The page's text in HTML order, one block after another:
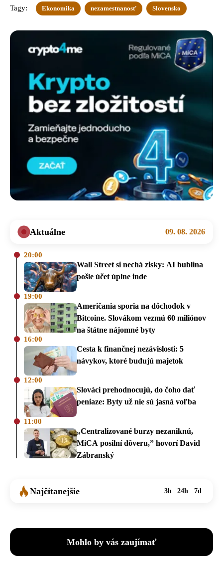
Tagy: Ekonomika nezamestnanosť Slovensko
Aktuálne 09. 08. 2026
20:00
Wall Street si nechá zisky: AI bublina
pošle účet úplne inde
19:00
Američania sporia na dôchodok v
Bitcoine. Slovákom vezmú 60 miliónov
na štátne nájomné byty
16:00
Cesta k finančnej nezávislosti: 5
návykov, ktoré budujú majetok
12:00
Slováci prehodnocujú, do čoho dať
peniaze: Byty už nie sú jasná voľba
11:00
„Centralizované burzy nezaniknú,
MiCA posilní dôveru,” hovorí David
Zábranský
Najčítanejšie 3h 24h 7d
Mohlo by vás zaujímať